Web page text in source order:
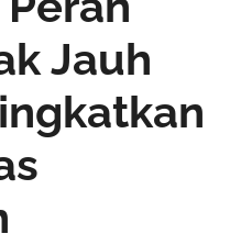
Jauh